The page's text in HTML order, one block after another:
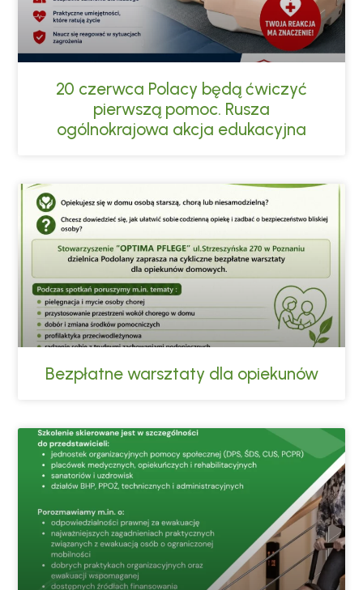
20 czerwca Polacy będą ćwiczyć
pierwszą pomoc. Rusza
ogólnokrajowa akcja edukacyjna
Bezpłatne warsztaty dla opiekunów